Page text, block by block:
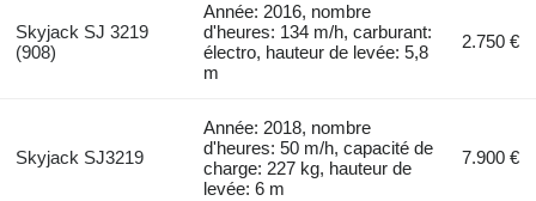
Skyjack SJ 3219
(908)
Année: 2016, nombre
d'heures: 134 m/h, carburant:
électro, hauteur de levée: 5,8
m
2.750 €
Skyjack SJ3219
Année: 2018, nombre
d'heures: 50 m/h, capacité de
charge: 227 kg, hauteur de
levée: 6 m
7.900 €